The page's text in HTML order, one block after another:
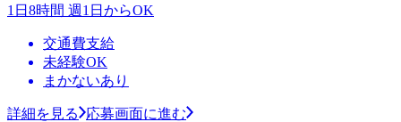
1日8時間 週1日からOK
交通費支給
未経験OK
まかないあり
詳細を見る
応募画面に進む